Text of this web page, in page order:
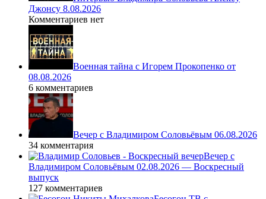
Джонсу 8.08.2026
Комментариев нет
Военная тайна с Игорем Прокопенко от
08.08.2026
6 комментариев
Вечер с Владимиром Соловьёвым 06.08.2026
34 комментария
Вечер с
Владимиром Соловьёвым 02.08.2026 — Воскресный
выпуск
127 комментариев